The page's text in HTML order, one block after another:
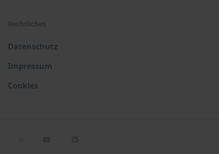
Rechtliches
Datenschutz
Impressum
Cookies